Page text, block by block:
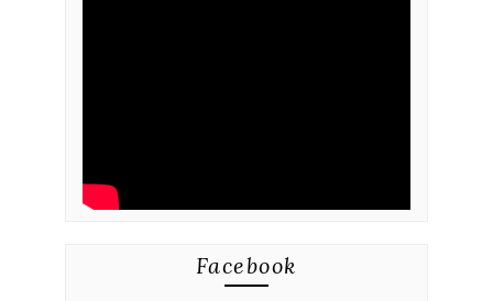
Facebook